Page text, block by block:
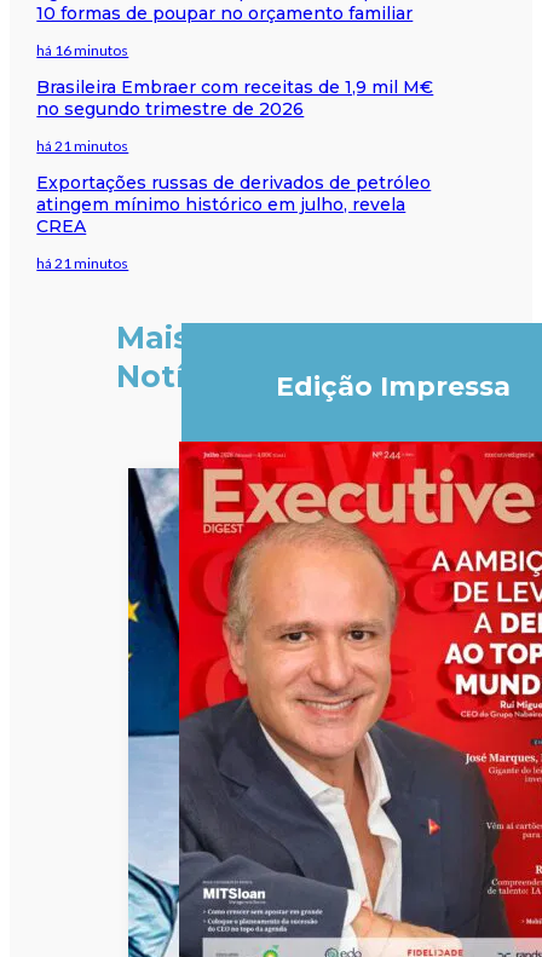
10 formas de poupar no orçamento familiar
há 16 minutos
Brasileira Embraer com receitas de 1,9 mil M€
no segundo trimestre de 2026
há 21 minutos
Exportações russas de derivados de petróleo
atingem mínimo histórico em julho, revela
CREA
há 21 minutos
Mais
Notícias
Edição Impressa